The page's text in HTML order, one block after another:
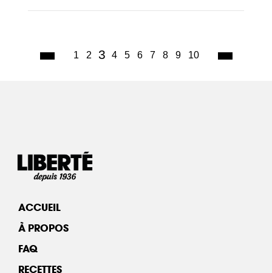
1 2 3(current)
4 5 6 7 8 9 10
ACCUEIL
À PROPOS
FAQ
RECETTES